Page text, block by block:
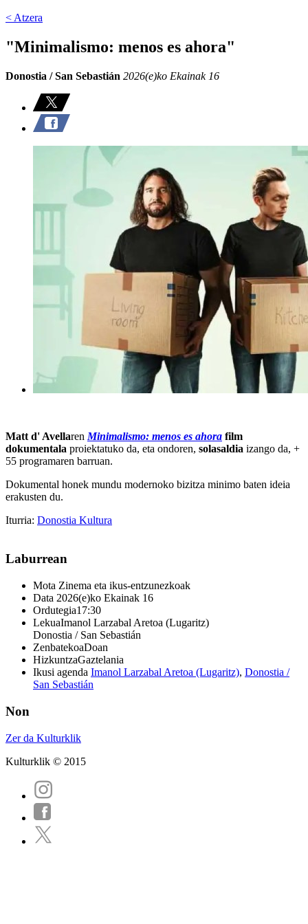
< Atzera
"Minimalismo: menos es ahora"
Donostia / San Sebastián 2026(e)ko Ekainak 16
Matt d' Avellaren Minimalismo: menos es ahora film
dokumentala proiektatuko da, eta ondoren, solasaldia izango da, +
55 programaren barruan.
Dokumental honek mundu modernoko bizitza minimo baten ideia
erakusten du.
Iturria: Donostia Kultura
Laburrean
Mota Zinema eta ikus-entzunezkoak
Data 2026(e)ko Ekainak 16
Ordutegia17:30
LekuaImanol Larzabal Aretoa (Lugaritz)
Donostia / San Sebastián
ZenbatekoaDoan
HizkuntzaGaztelania
Ikusi agenda Imanol Larzabal Aretoa (Lugaritz), Donostia /
San Sebastián
Non
Zer da Kulturklik
Kulturklik © 2015